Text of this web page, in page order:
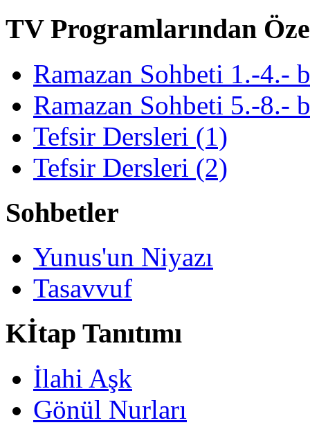
TV Programlarından
Ramazan Sohbeti 1.-4.-
Ramazan Sohbeti 5.-8.-
Tefsir Dersleri (1)
Tefsir Dersleri (2)
Sohbetler
Yunus'un Niyazı
Tasavvuf
Kİtap Tanıtımı
İlahi Aşk
Gönül Nurları